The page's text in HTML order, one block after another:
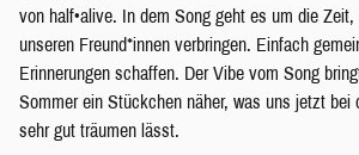
von half•alive. In dem Song geht es um die
unseren Freund*innen verbringen. Einfach
Erinnerungen schaffen. Der Vibe vom Song
Sommer ein Stückchen näher, was uns jetzt bei
sehr gut träumen lässt.